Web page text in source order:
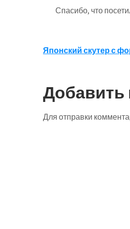
Спасибо, что
записям
Японский скутер с
Добавить
Для отправки